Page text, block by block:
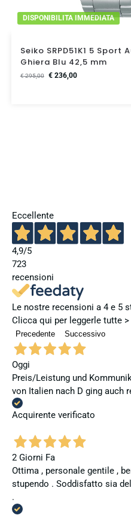
DISPONIBILITA IMMEDIATA
Seiko SRPD51K1 5 Sport
Ghiera Blu 42,5 mm
€295,00 €236,00
Eccellente
4,9/5
723
recensioni
Le nostre recensioni a 4 e 5
Clicca qui per leggerle tutte >
Precedente Successivo
Oggi
Preis/Leistung und
von Italien nach D ging auch
Acquirente verificato
2 Giorni Fa
Ottima , personale gentile ,
stupendo . Soddisfatto sia
.